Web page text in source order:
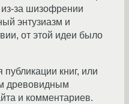
из-за шизофрении
энтузиазм и
от этой идеи было
книг, или
древовидным
и комментариев.